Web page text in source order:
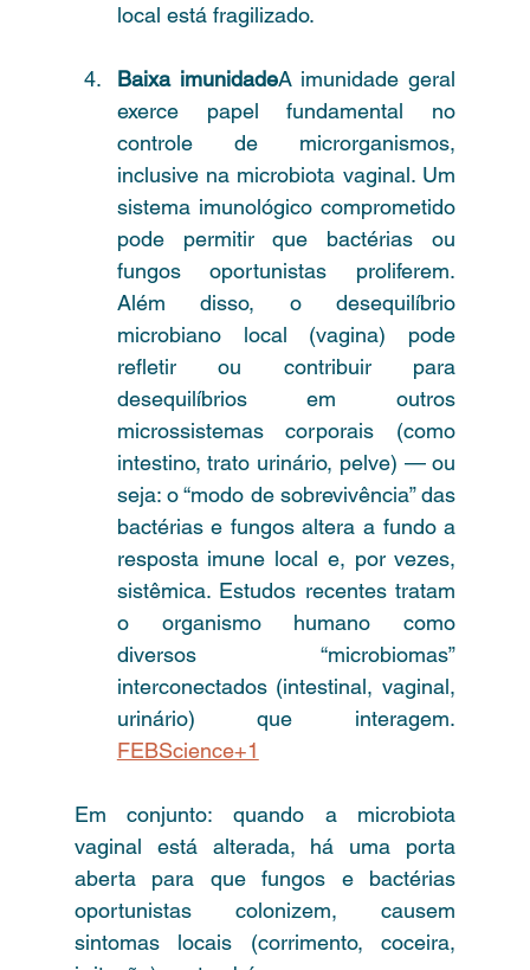
local está fragilizado.
Baixa imunidadeA imunidade geral
exerce papel fundamental no
controle de microrganismos,
inclusive na microbiota vaginal. Um
sistema imunológico comprometido
pode permitir que bactérias ou
fungos oportunistas proliferem.
Além disso, o desequilíbrio
microbiano local (vagina) pode
refletir ou contribuir para
desequilíbrios em outros
microssistemas corporais (como
intestino, trato urinário, pelve) — ou
seja: o “modo de sobrevivência” das
bactérias e fungos altera a fundo a
resposta imune local e, por vezes,
sistêmica. Estudos recentes tratam
o organismo humano como
diversos “microbiomas”
interconectados (intestinal, vaginal,
FEBScience+1
Em conjunto: quando a microbiota
vaginal está alterada, há uma porta
aberta para que fungos e bactérias
oportunistas colonizem, causem
sintomas locais (corrimento, coceira,